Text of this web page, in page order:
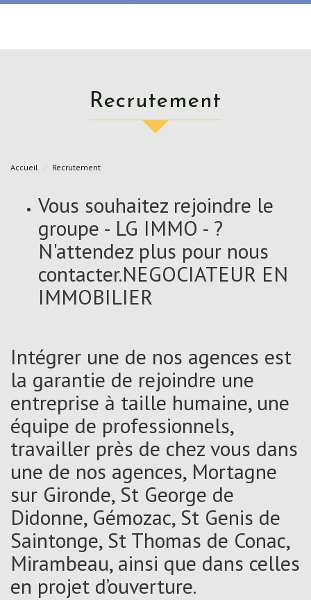
recrutement
Accueil Recrutement
Vous souhaitez rejoindre le
groupe - LG IMMO - ?
N'attendez plus pour nous
contacter.NEGOCIATEUR EN
IMMOBILIER
Intégrer une de nos agences est
la garantie de rejoindre une
entreprise à taille humaine, une
équipe de professionnels,
travailler près de chez vous dans
une de nos agences, Mortagne
sur Gironde, St George de
Didonne, Gémozac, St Genis de
Saintonge, St Thomas de Conac,
Mirambeau, ainsi que dans celles
en projet d’ouverture.